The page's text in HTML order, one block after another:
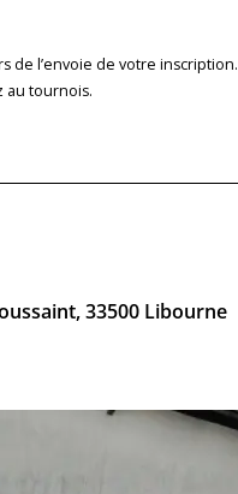
de l’envoie de votre inscription.
au tournois.
33500 Libourne